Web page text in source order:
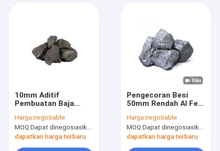
10mm Aditif
Pembuatan Baja
Ferromanganese 1-
1,5% Karbon
Harga:negotiable
MOQ:Dapat dinegosiasikan
dapatkan harga terbaru
Pengecoran Besi
50mm Rendah Al FeSi
Silikon Tinggi 65%
Harga:negotiable
MOQ:Dapat dinegosiasikan
dapatkan harga terbaru